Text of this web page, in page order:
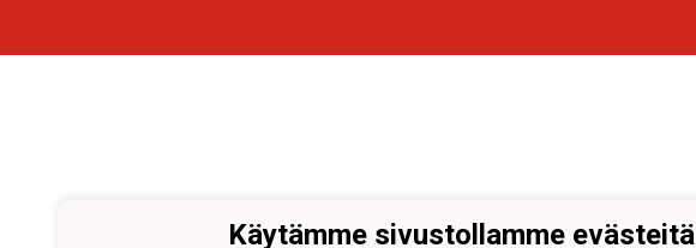
Käytämme sivustollamme evästeitä